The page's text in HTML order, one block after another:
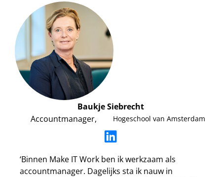
Baukje Siebrecht
Accountmanager,
Hogeschool van Amsterdam
‘Binnen Make IT Work ben ik werkzaam als
accountmanager. Dagelijks sta ik nauw in